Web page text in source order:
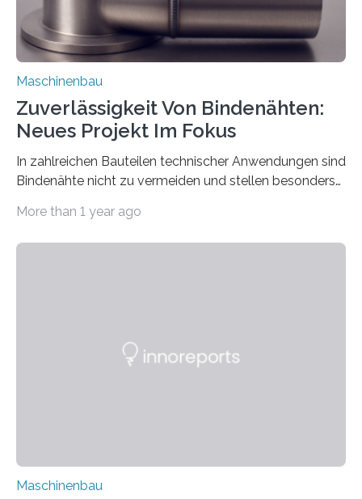
Maschinenbau
Zuverlässigkeit Von Bindenähten:
Neues Projekt Im Fokus
In zahlreichen Bauteilen technischer Anwendungen sind
Bindenähte nicht zu vermeiden und stellen besonders
Matrixmaterials eine große Herausforderung dar.
Durch den verstärkten Einsatz von Rezyklaten
More than 1 year ago
Maschinenbau